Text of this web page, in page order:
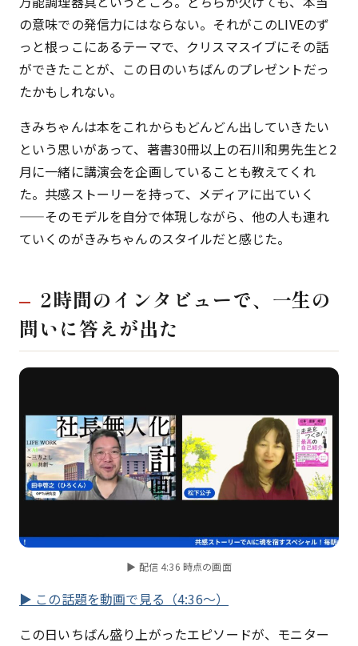
の意味での発信力にはならない。それがこのLIVEのず
っと根っこにあるテーマで、クリスマスイブにその話
ができたことが、この日のいちばんのプレゼントだっ
たかもしれない。
きみちゃんは本をこれからもどんどん出していきたい
という思いがあって、著書30冊以上の石川和男先生と2
月に一緒に講演会を企画していることも教えてくれ
た。共感ストーリーを持って、メディアに出ていく
——そのモデルを自分で体現しながら、他の人も連れ
ていくのがきみちゃんのスタイルだと感じた。
2時間のインタビューで、一生の
問いに答えが出た
▶ 配信 4:36 時点の画面
▶ この話題を動画で見る（4:36〜）
この日いちばん盛り上がったエピソードが、モニター